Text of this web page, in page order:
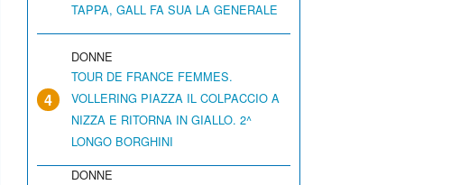
TAPPA, GALL FA SUA LA GENERALE
4
DONNE
TOUR DE FRANCE FEMMES.
VOLLERING PIAZZA IL COLPACCIO A
NIZZA E RITORNA IN GIALLO. 2^
LONGO BORGHINI
DONNE